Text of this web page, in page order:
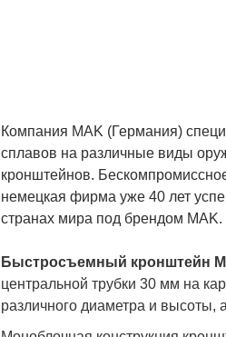
Компания MAK (Германия)
сплавов на различные виды
кронштейнов.
немецкая фирма уже 40 лет
странах мира под брендом MAK.
Быстросъемный кронштейн
центральной трубки 30 мм на
различного диаметра и высоты,